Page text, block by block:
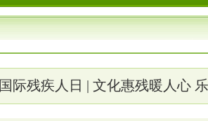
国际残疾人日 | 文化惠残暖人心